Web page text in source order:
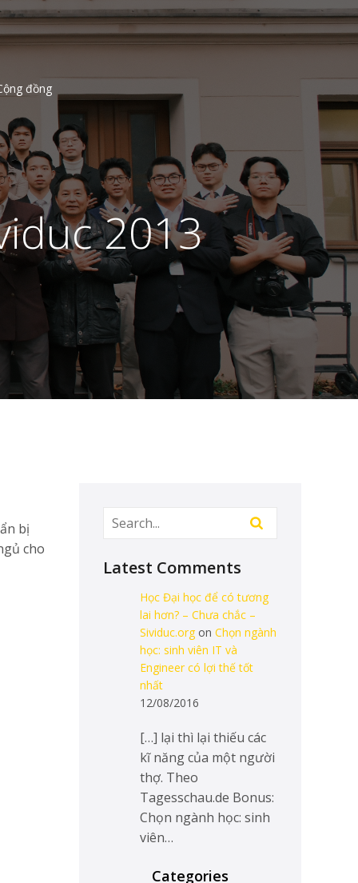
đồng
2013
bị
cho
Latest Comments
Học Đại học để có tương
lai hơn? – Chưa chắc –
Sividuc.orgon Chọn ngành
học: sinh viên IT và
Engineer có lợi thế tốt
nhất
12/08/2016
[…] lại thì lại thiếu các
kĩ năng của một người
thợ. Theo
Tagesschau.de Bonus:
Chọn ngành học: sinh
viên…
Categories